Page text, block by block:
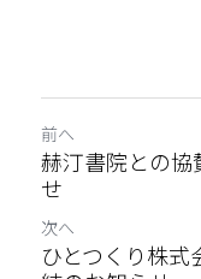
前へ
赫汀書院との協
せ
次へ
ひとつくり株